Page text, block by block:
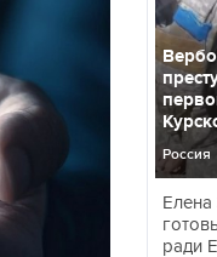
Россия
Елена
ради